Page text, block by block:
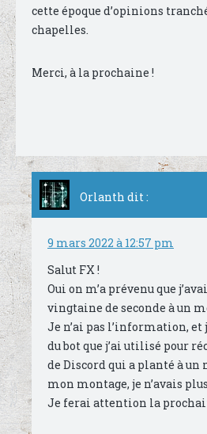
cette époque d’opinions
chapelles.
Merci, à la prochaine !
Orlanth dit :
9 mars 2022 à 12:57 pm
Salut FX !
Oui on m’a prévenu que
vingtaine de seconde à un
Je n’ai pas l’information, et
du bot que j’ai utilisé pour
de Discord qui a planté à un
mon montage, je n’avais
Je ferai attention la